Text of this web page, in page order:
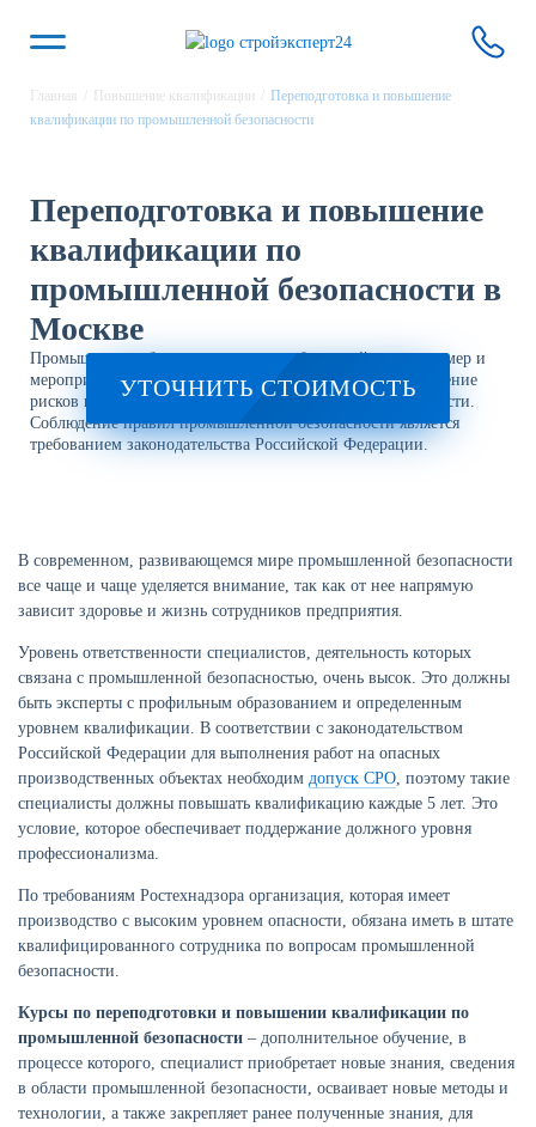
Главная Повышение квалификации
Переподготовка и повышение
квалификации по промышленной безопасности
Переподготовка и повышение
квалификации по
промышленной безопасности в
Москве
Промышленная безопасность – разработанный комплекс мер и
мероприятий, направленный на предотвращение, устранение
рисков и аварий в процессе производственной деятельности.
Соблюдение правил промышленной безопасности является
требованием законодательства Российской Федерации.
УТОЧНИТЬ СТОИМОСТЬ
В современном, развивающемся мире промышленной безопасности
все чаще и чаще уделяется внимание, так как от нее напрямую
зависит здоровье и жизнь сотрудников предприятия.
Уровень ответственности специалистов, деятельность которых
связана с промышленной безопасностью, очень высок. Это должны
быть эксперты с профильным образованием и определенным
уровнем квалификации. В соответствии с законодательством
Российской Федерации для выполнения работ на опасных
производственных объектах необходим допуск СРО, поэтому такие
специалисты должны повышать квалификацию каждые 5 лет. Это
условие, которое обеспечивает поддержание должного уровня
профессионализма.
По требованиям Ростехнадзора организация, которая имеет
производство с высоким уровнем опасности, обязана иметь в штате
квалифицированного сотрудника по вопросам промышленной
безопасности.
Курсы по переподготовки и повышении квалификации по
промышленной безопасности – дополнительное обучение, в
процессе которого, специалист приобретает новые знания, сведения
в области промышленной безопасности, осваивает новые методы и
технологии, а также закрепляет ранее полученные знания, для